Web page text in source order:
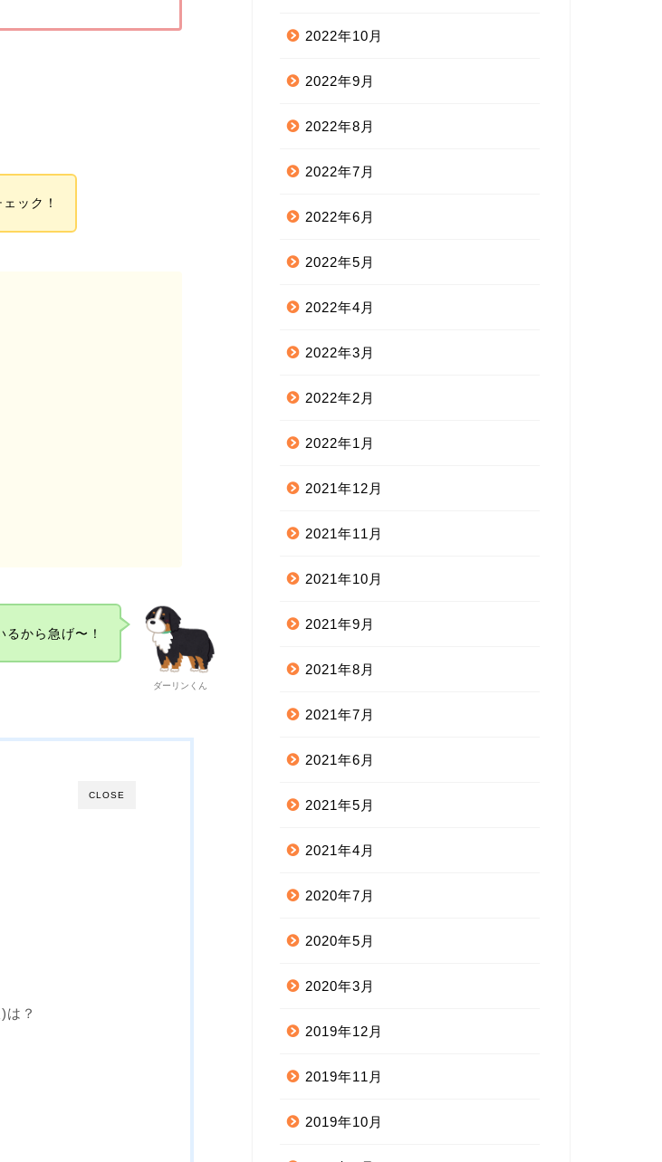
ック！
ダーリンくん
から急げ〜！
CLOSE
は？
2022年10月
2022年9月
2022年8月
2022年7月
2022年6月
2022年5月
2022年4月
2022年3月
2022年2月
2022年1月
2021年12月
2021年11月
2021年10月
2021年9月
2021年8月
2021年7月
2021年6月
2021年5月
2021年4月
2020年7月
2020年5月
2020年3月
2019年12月
2019年11月
2019年10月